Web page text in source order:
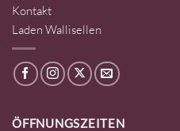
Kontakt
Laden Wallisellen
ÖFFNUNGSZEITEN